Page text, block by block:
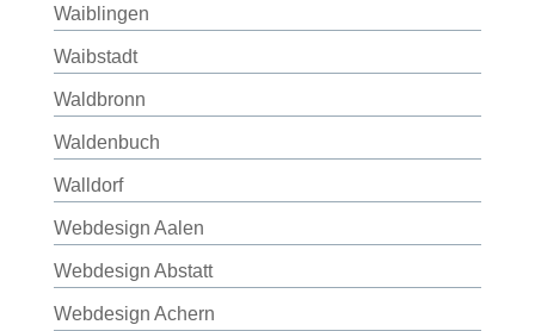
Waiblingen
Waibstadt
Waldbronn
Waldenbuch
Walldorf
Webdesign Aalen
Webdesign Abstatt
Webdesign Achern